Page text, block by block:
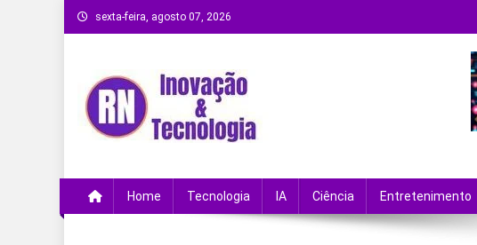
Skip
to
sexta-feira, agosto 07, 2026
Home Tecnologia IA Ciência Entretenimento